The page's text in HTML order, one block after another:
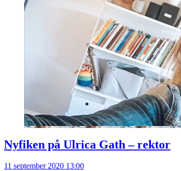
Nyfiken på Ulrica Gath – rektor
11 september 2020 13:00